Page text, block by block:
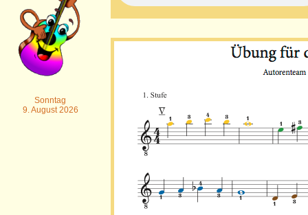
Sonntag
9. August 2026